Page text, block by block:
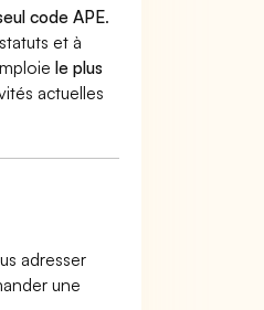
code APE.
et à
le plus
actuelles
adresser
une